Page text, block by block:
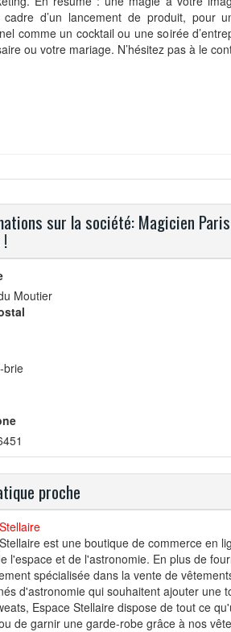
d’un lancement de produit, pour
comme un cocktail ou une soirée
ou votre mariage. N’hésitez pas à le
sur la société: Magicien
!
Moutier
brie
proche
est une boutique de commerce en
l'espace et de l'astronomie. En plus de
spécialisée dans la vente de
d'astronomie qui souhaitent ajouter une
Espace Stellaire dispose de tout ce
de garnir une garde-robe grâce à nos